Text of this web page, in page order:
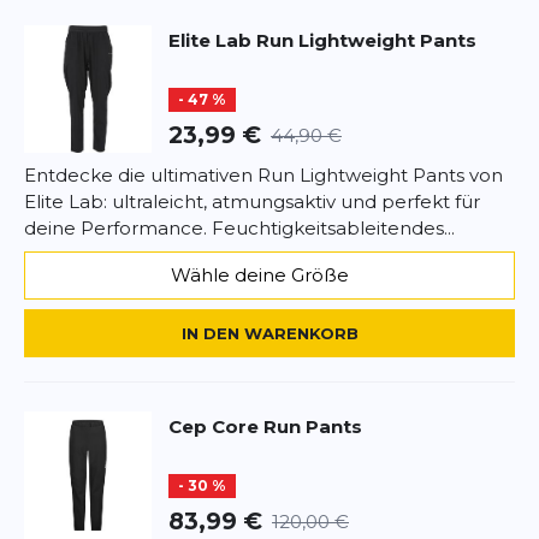
Rezension
Rezension
*Pflichtfelder
BEWERTUNG HINZUFÜGEN
Datenschutzbestimmungen undNutzungsbedingungen
Elite Lab Run Lightweight Pants
- 47 %
23,99 € 44,90 €
Entdecke die ultimativen Run Lightweight Pants von
Elite Lab: ultraleicht, atmungsaktiv und perfekt für
deine Performance. Feuchtigkeitsableitendes...
Wähle deine Größe
IN DEN WARENKORB
Cep Core Run Pants
- 30 %
83,99 € 120,00 €